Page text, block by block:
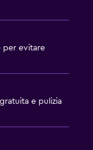
per evitare
e pulizia